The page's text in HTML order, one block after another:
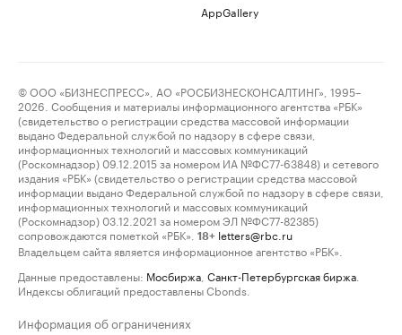
AppGallery
© ООО «БИЗНЕСПРЕСС», АО «РОСБИЗНЕСКОНСАЛТИНГ», 1995–
2026. Сообщения и материалы информационного агентства «РБК»
(свидетельство о регистрации средства массовой информации
выдано Федеральной службой по надзору в сфере связи,
информационных технологий и массовых коммуникаций
(Роскомнадзор) 09.12.2015 за номером ИА №ФС77-63848) и сетевого
издания «РБК» (свидетельство о регистрации средства массовой
информации выдано Федеральной службой по надзору в сфере связи,
информационных технологий и массовых коммуникаций
(Роскомнадзор) 03.12.2021 за номером ЭЛ №ФС77-82385)
сопровождаются пометкой «РБК».
18+ letters@rbc.ru
Владельцем сайта является информационное агентство «РБК».
Данные предоставлены: Мосбиржа Санкт-Петербургская биржа
Индексы облигаций предоставлены Cbonds.
Информация об ограничениях